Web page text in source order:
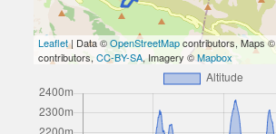
Leaflet| Data ©OpenStreetMapcontributors, Maps ©
contributors, CC-BY-SA, Imagery ©Mapbox